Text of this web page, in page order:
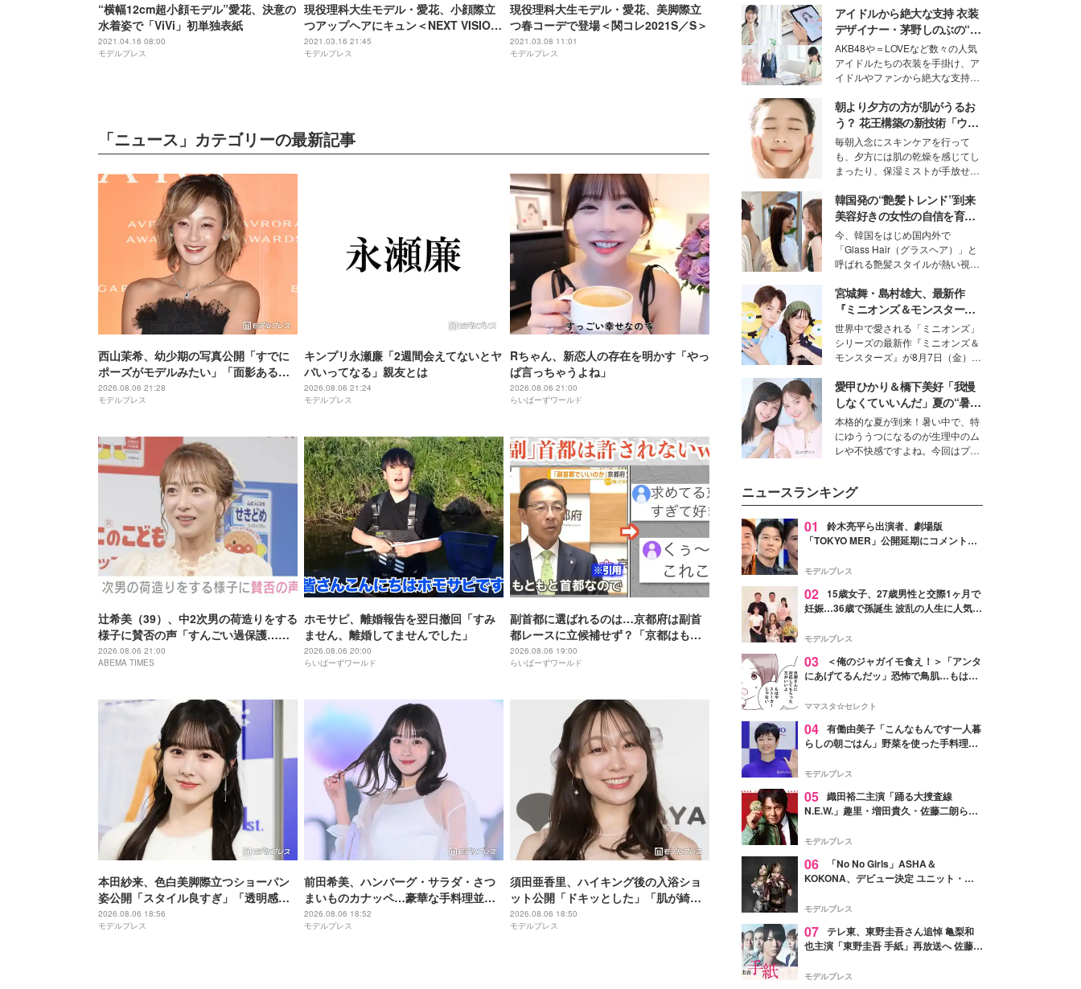
“横幅12cm超小顔モデル”愛花、決意の
水着姿で「ViVi」初単独表紙
2021.04.16 08:00
モデルプレス
現役理科大生モデル・愛花、小顔際立
つアップヘアにキュン＜NEXT VISION
JAPAN 2021 XR LIVE＞
2021.03.16 21:45
モデルプレス
現役理科大生モデル・愛花、美脚際立
つ春コーデで登場＜関コレ2021S／S＞
2021.03.08 11:01
モデルプレス
「ニュース」カテゴリーの最新記事
西山茉希、幼少期の写真公開「すでに
ポーズがモデルみたい」「面影ある」
と反響
2026.08.06 21:28
モデルプレス
キンプリ永瀬廉「2週間会えてないとヤ
バいってなる」親友とは
2026.08.06 21:24
モデルプレス
Rちゃん、新恋人の存在を明かす「やっ
ぱ言っちゃうよね」
2026.08.06 21:00
らいばーずワールド
辻希美（39）、中2次男の荷造りをする
様子に賛否の声「すんごい過保護…」
「全部ママが準備してくれるんだ」
2026.08.06 21:00
ABEMA TIMES
ホモサピ、離婚報告を翌日撤回「すみ
ません、離婚してませんでした」
2026.08.06 20:00
らいばーずワールド
副首都に選ばれるのは…京都府は副首
都レースに立候補せず？「京都はもと
もと首都」
2026.08.06 19:00
らいばーずワールド
本田紗来、色白美脚際立つショーパン
姿公開「スタイル良すぎ」「透明感が
増してる」の声
2026.08.06 18:56
モデルプレス
前田希美、ハンバーグ・サラダ・さつ
まいものカナッペ…豪華な手料理並ぶ
食卓公開「全部美味しそう」「盛り付
けがおしゃれ」と絶賛の声
2026.08.06 18:52
モデルプレス
須田亜香里、ハイキング後の入浴ショ
ット公開「ドキッとした」「肌が綺
麗」と反響
2026.08.06 18:50
モデルプレス
アイドルから絶大な支持 衣装
デザイナー・茅野しのぶの“可
愛い”を作る美学＜「シチズン
クロスシー」インタビュー＞
AKB48や＝LOVEなど数々の人気
アイドルたちの衣装を手掛け、ア
イドルやファンから絶大な支持を
取締役兼クリエイティブディレク
ター・茅野しのぶ。一人ひとりの
個性に寄り添い、魅力を引き出す
衣装作りは、多くの女性たちに勇
気と自信を与え続けている。
朝より夕方の方が肌がうるお
う？ 花王構築の新技術「ウォ
ーターキャプチャリングスキ
ン（捕水肌）」がスキンケア
の常識を変える予感
毎朝入念にスキンケアを行って
も、夕方には肌の乾燥を感じてし
まったり、保湿ミストが手放せな
な美容の常識を大きく変える可能
性を秘めた、革新的な「Water
Capturing Skin（ウォーターキャ
プチャリングスキン：捕水肌）」
技術を、花王が構築した。
韓国発の“艶髪トレンド”到来
美容好きの女性の自信を育む
「ヘアケア事情」って？
今、韓国をはじめ国内外で
「Glass Hair（グラスヘア）」と
呼ばれる艶髪スタイルが熱い視線
ションの完成度を高めるベースと
して、“髪そのものの美しさ”に改
めて注目する人が増えている様
子。今回は、そんな憧れの艶やか
な髪を日常で叶える、美容好きの
女性たちのヘアケア事情を紹介し
ます。
宮城舞・島村雄大、最新作
『ミニオンズ＆モンスター
ズ』の魅力熱弁 ハチャメチャ
だけじゃない“友情と絆”に感
動
世界中で愛される「ミニオンズ」
シリーズの最新作『ミニオンズ＆
モンスターズ』が8月7日（金）に
ニオン好き”という共通点を持つモ
デルの宮城舞と島村雄大の特別対
談をお届け！それぞれの視点か
ら、今作ならではの魅力や予想外
の感動をもたらす奥深いストーリ
ーについて熱く語り合ってもらっ
愛甲ひかり＆橋下美好「我慢
しなくていいんだ」夏の“暑さ
対策”の新しい選択肢とは？
本格的な夏が到来！暑い中で、特
にゆううつになるのが生理中のム
レや不快感ですよね。今回はプラ
好さんを迎えて本音で女子会トー
ク。猛暑のお出かけを快適に過ご
すヒントや、2人が感動した夏の
生理の新常識にも迫りました。
ニュースランキング
01
鈴木亮平ら出演者、劇場版
「TOKYO MER」公開延期にコメント
最大の敬意とエールを」
モデルプレス
02 15歳女子、27歳男性と交際1ヶ月で
妊娠…36歳で孫誕生 波乱の人生に人気タ
よ！」
モデルプレス
03
＜俺のジャガイモ食え！＞「アンタ
にあげてるんだッ」恐怖で鳥肌…もはや
ママスタ☆セレクト
04 有働由美子「こんなもんです一人暮
らしの朝ごはん」野菜を使った手料理公
そう」と反響
モデルプレス
05 織田裕二主演「踊る大捜査線
N.E.W.」趣里・増田貴久・佐藤二朗ら新
徴する“謎のキーワード”も
モデルプレス
06
「No No Girls」ASHA＆
KOKONA、デビュー決定 ユニット・
リリースへ
モデルプレス
07 テレ東、東野圭吾さん追悼 亀梨和
也主演「東野圭吾 手紙」再放送へ 佐藤隆
モデルプレス